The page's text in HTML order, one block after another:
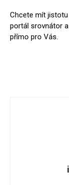
Chcete mít jistotu
portál srovnátor
přímo pro Vás.